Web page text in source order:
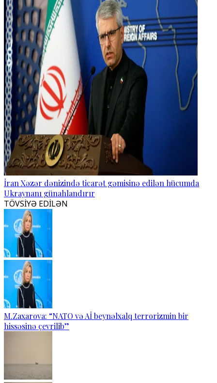
İran Xəzər dənizində ticarət gəmisinə edilən hücumda
Ukraynanı günahlandırır
TÖVSİYƏ EDİLƏN
M.Zaxarova: “NATO və Aİ beynəlxalq terrorizmin bir
hissəsinə çevrilib”